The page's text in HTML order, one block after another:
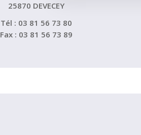
25870 DEVECEY
Tél : 03 81 56 73 80
Fax : 03 81 56 73 89